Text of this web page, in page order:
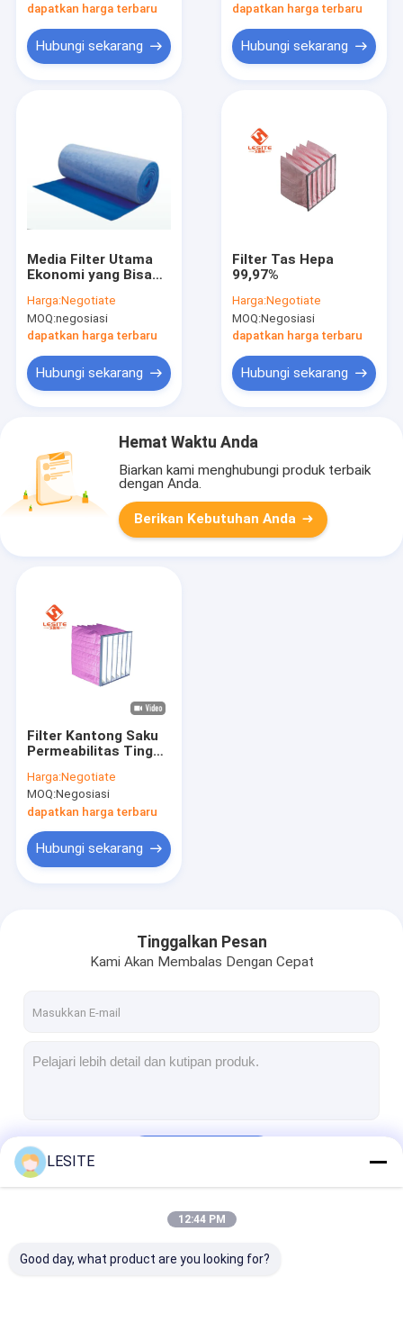
Produk
dapatkan harga terbaru
Hubungi sekarang
dapatkan harga terbaru
Hubungi sekarang
Media Filter Utama
Ekonomi yang Bisa
Penampung Debu
Tinggi
Harga:Negotiate
MOQ:negosiasi
dapatkan harga terbaru
Hubungi sekarang
Filter Tas Hepa
99,97%
Harga:Negotiate
MOQ:Negosiasi
dapatkan harga terbaru
Hubungi sekarang
Hemat Waktu Anda
Biarkan kami menghubungi produk terbaik
dengan Anda.
Berikan Kebutuhan Anda
Filter Kantong Saku
Permeabilitas Tinggi
yang Panjang
Harga:Negotiate
MOQ:Negosiasi
dapatkan harga terbaru
Hubungi sekarang
Tinggalkan Pesan
Kami Akan Membalas Dengan Cepat
LESITE
12:44 PM
Good day, what product are you looking for?